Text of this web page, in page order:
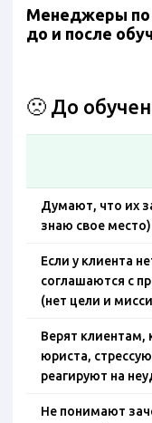
Менеджеры по
до и после
🙁 До
Думают, что их
знаю свое место)
Если у клиента
соглашаются с
(нет цели и
Верят клиентам,
юриста,
реагируют на
Не понимают